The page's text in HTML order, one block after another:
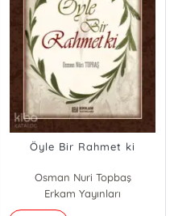
Öyle Bir Rahmet ki
Osman Nuri Topbaş
Erkam Yayınları